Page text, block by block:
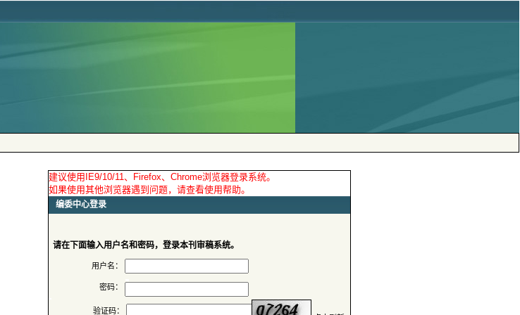
请在下面输入用户名和密码，登录本刊审稿系统。
用户名：
密码：
验证码：